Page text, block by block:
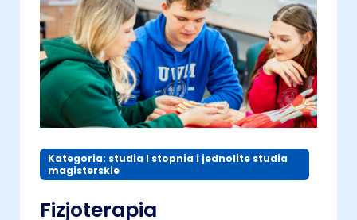
Kategoria: studia I stopnia i jednolite studia
magisterskie
Fizjoterapia